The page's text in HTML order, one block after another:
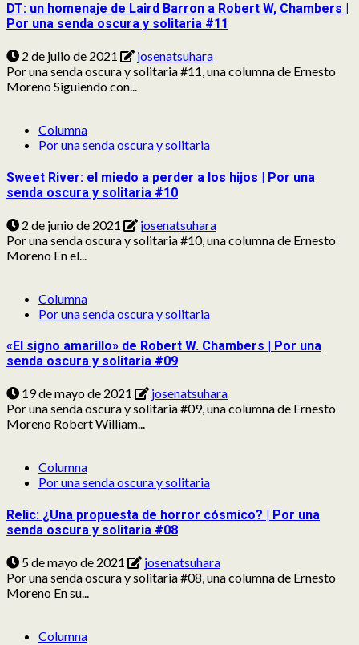
DT: un homenaje de Laird Barron a Robert W, Chambers |
Por una senda oscura y solitaria #11
2 de julio de 2021
josenatsuhara
Por una senda oscura y solitaria #11, una columna de Ernesto
Moreno Siguiendo con...
Columna
Por una senda oscura y solitaria
Sweet River: el miedo a perder a los hijos | Por una
senda oscura y solitaria #10
2 de junio de 2021
josenatsuhara
Por una senda oscura y solitaria #10, una columna de Ernesto
Moreno En el...
Columna
Por una senda oscura y solitaria
«El signo amarillo» de Robert W. Chambers | Por una
senda oscura y solitaria #09
19 de mayo de 2021
josenatsuhara
Por una senda oscura y solitaria #09, una columna de Ernesto
Moreno Robert William...
Columna
Por una senda oscura y solitaria
Relic: ¿Una propuesta de horror cósmico? | Por una
senda oscura y solitaria #08
5 de mayo de 2021
josenatsuhara
Por una senda oscura y solitaria #08, una columna de Ernesto
Moreno En su...
Columna